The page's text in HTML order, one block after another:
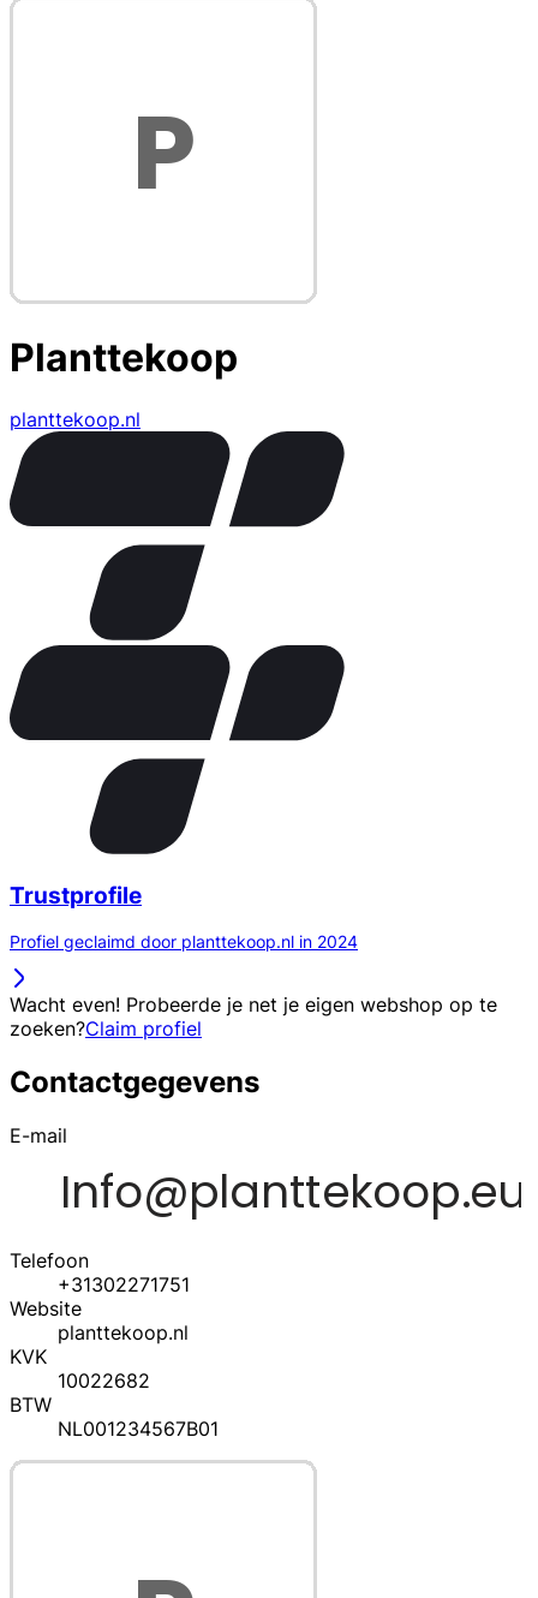
Planttekoop
planttekoop.nl
Trustprofile
Profiel geclaimd door planttekoop.nl in 2024
Wacht even! Probeerde je net je eigen webshop op te
zoeken?Claim profiel
Contactgegevens
E-mail
Telefoon
+31302271751
Website
planttekoop.nl
KVK
10022682
BTW
NL001234567B01